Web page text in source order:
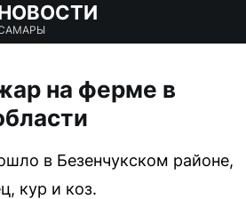
на ферме в
в Безенчукском районе,
кур и коз.